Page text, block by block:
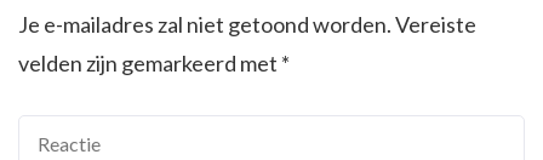
Je e-mailadres zal niet getoond worden.Vereiste
velden zijn gemarkeerd met *